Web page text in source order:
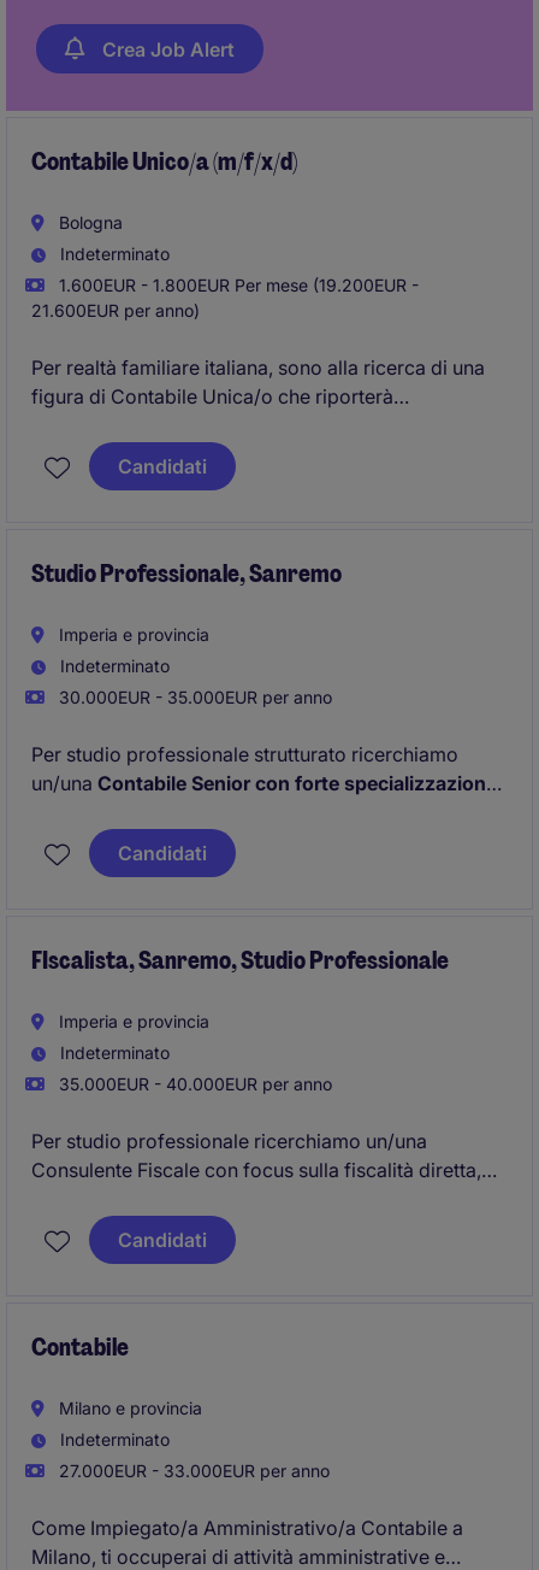
Crea Job Alert
Contabile Unico/a (m/f/x/d)
Bologna
Indeterminato
1.600EUR - 1.800EUR Per mese (19.200EUR -
21.600EUR per anno)
Per realtà familiare italiana, sono alla ricerca di una
figura di Contabile Unica/o che riporterà
gestione degli aspetti amministrativi e contabili.
Candidati
Studio Professionale, Sanremo
Imperia e provincia
Indeterminato
30.000EUR - 35.000EUR per anno
Per studio professionale strutturato ricerchiamo
un/una Contabile Senior con forte specializzazione
pacchetto clienti e presidii tutti gli adempimenti legati
alla fiscalità indiretta.
Candidati
FIscalista, Sanremo, Studio Professionale
Imperia e provincia
Indeterminato
35.000EUR - 40.000EUR per anno
Per studio professionale ricerchiamo un/una
Consulente Fiscale con focus sulla fiscalità diretta,
adempimenti fiscali e della consulenza contabile
(redazione dei bilanci) e societaria.
Candidati
Contabile
Milano e provincia
Indeterminato
27.000EUR - 33.000EUR per anno
Come Impiegato/a Amministrativo/a Contabile a
Milano, ti occuperai di attività amministrative e